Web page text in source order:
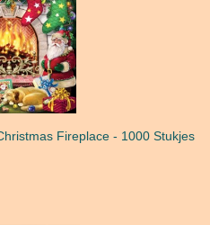
Fireplace - 1000 Stukjes